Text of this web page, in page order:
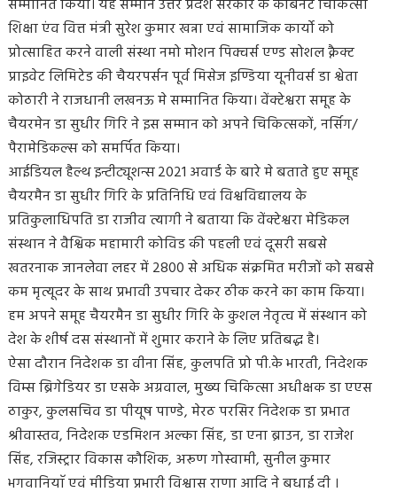
सम्मानित किया। यह सम्मान उत्तर प्रदेश सरकार के कैबिनेट चिकित्सा
शिक्षा एंव वित्त मंत्री सुरेश कुमार खन्ना एवं सामाजिक कार्यो को
प्रोत्साहित करने वाली संस्था नमो मोशन पिक्चर्स एण्ड सोशल क्नैक्ट
प्राइवेट लिमिटेड की चैयरपर्सन पूर्व मिसेज इण्डिया यूनीवर्स डा श्वेता
कोठारी ने राजधानी लखनऊ मे सम्मानित किया। वेंक्टेश्वरा समूह के
चैयरमेन डा सुधीर गिरि ने इस सम्मान को अपने चिकित्सकों, नर्सिग/
पैरामेडिकल्स को समर्पित किया।
आईडियल हैल्थ इन्टीट्यूशन्स 2021 अवार्ड के बारे मे बताते हुए समूह
चैयरमैन डा सुधीर गिरि के प्रतिनिधि एवं विश्वविद्यालय के
प्रतिकुलाधिपति डा राजीव त्यागी ने बताया कि वेंक्टेश्वरा मेडिकल
संस्थान ने वैश्विक महामारी कोविड की पहली एवं दूसरी सबसे
खतरनाक जानलेवा लहर में 2800 से अधिक संक्रमित मरीजों को सबसे
कम मृत्यूदर के साथ प्रभावी उपचार देकर ठीक करने का काम किया।
हम अपने समूह चैयरमैन डा सुधीर गिरि के कुशल नेतृत्व में संस्थान को
देश के शीर्ष दस संस्थानों में शुमार कराने के लिए प्रतिबद्ध है।
ऐसा दौरान निदेशक डा वीना सिंह, कुलपति प्रो पी.के भारती, निदेशक
विम्स ब्रिगेडियर डा एसके अग्रवाल, मुख्य चिकित्सा अधीक्षक डा एएस
ठाकुर, कुलसचिव डा पीयूष पाण्डे, मेरठ परसिर निदेशक डा प्रभात
श्रीवास्तव, निदेशक एडमिशन अल्का सिंह, डा एना ब्राउन, डा राजेश
सिंह, रजिस्ट्रार विकास कौशिक, अरूण गोस्वामी, सुनील कुमार
भगवानियाॅ एवं मीडिया प्रभारी विश्वास राणा आदि ने बधाई दी ।